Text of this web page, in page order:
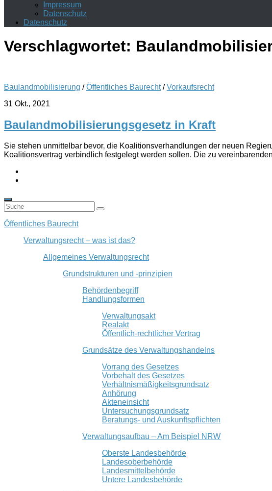
Impressum
Datenschutz
Datenschutz
Verschlagwortet:
Baulandmobilisierung /Öffentliches Baurecht/Vorkaufsrecht
31 Okt., 2021
Baulandmobilisierungsgesetz in Kraft
Sie stehen unmittelbar bevor, die Koalitionsverhandlungen der neuen
Koalitionsvertrag verbindlich festgelegt werden sollen. Die zu
Öffentliches Baurecht
Verwaltungsrecht – was ist das?
Allgemeines Verwaltungsrecht
Grundstrukturen und -prinzipien
Behördenbegriff
Handlungsformen
Verwaltungsakt
Realakt
Öffentlich-rechtlicher Vertrag
Grundsätze des Verwaltungshandelns
Vorrang des Gesetzes
Vorbehalt des Gesetzes
Verhältnismäßigkeitsgrundsatz
Anhörung
Akteneinsicht
Untersuchungsgrundsatz
Beratungs- und Auskunftspflichten
Verwaltungsaufbau – Am Beispiel NRW
Oberste Landesbehörde
Landesoberbehörde
Landesmittelbehörde
Untere Landesbehörde